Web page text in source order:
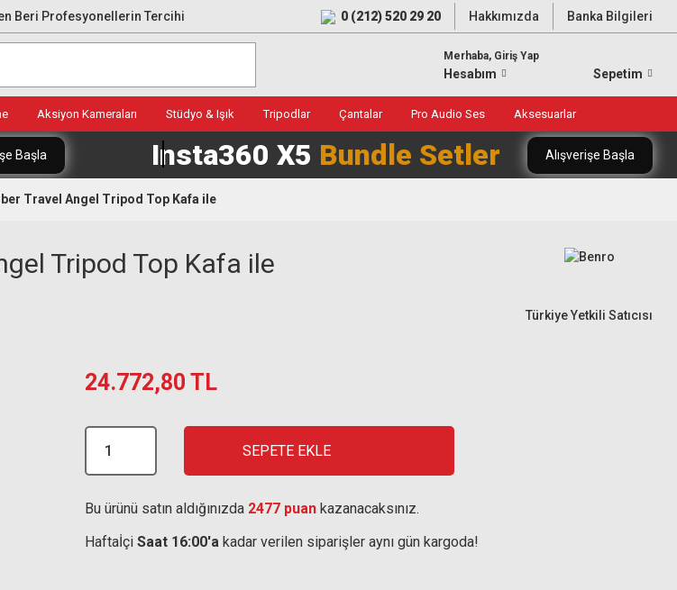
Beri Profesyonellerin Tercihi 0 (212) 520 29 20 Hakkımızda Banka Bilgileri
Merhaba, Giriş Yap
Hesabım Sepetim
Aksiyon Kameraları Stüdyo & Işık Tripodlar Çantalar Pro Audio Ses Aksesuarlar
Başla Insta360 X5 Bundle Setler Alışverişe Başla
Travel Angel Tripod Top Kafa ile
Tripod Top Kafa ile
Türkiye Yetkili Satıcısı
24.772,80 TL
SEPETE EKLE
Bu ürünü satın aldığınızda 2477 puan kazanacaksınız.
Haftaİçi Saat 16:00'a kadar verilen siparişler aynı gün kargoda!